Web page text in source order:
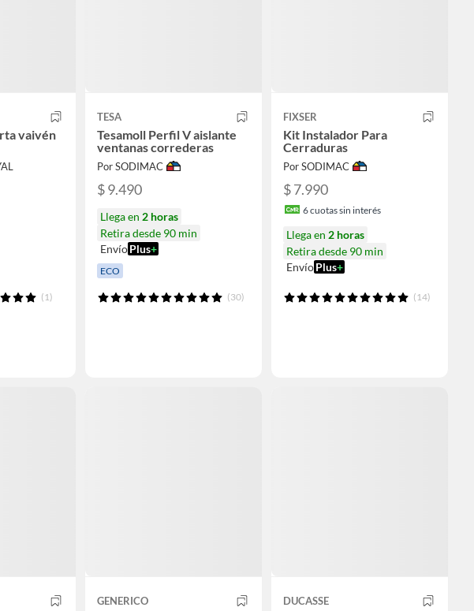
vaivén
(1)
TESA
Tesamoll Perfil V aislante
ventanas correderas
Por SODIMAC
$ 9.490
Llega en 2 horas
Retira desde 90 min
EnvíoPlus+
ECO
(30)
FIXSER
Kit Instalador Para
Cerraduras
Por SODIMAC
$ 7.990
6cuotas sin interés
Llega en 2 horas
Retira desde 90 min
EnvíoPlus+
(14)
GENERICO DUCASSE